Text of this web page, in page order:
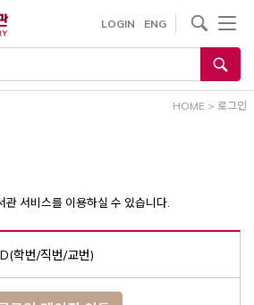
LOGIN ENG
HOME > 로그인
서비스를 이용하실 수 있습니다.
학번/직번/교번)